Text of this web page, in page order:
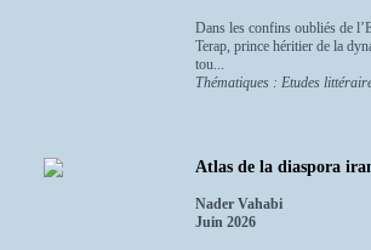
Dans les confins oubliés de
Terap, prince héritier de la
tou...
Thématiques : Etudes
Atlas de la diaspora
Nader Vahabi
Juin 2026